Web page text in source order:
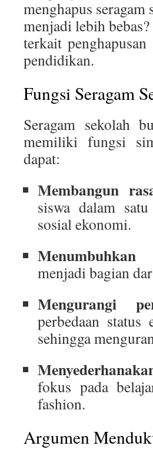
menghapus
menjadi lebih
terkait
pendidikan.
Fungsi Seragam
Seragam sekolah
memiliki fungsi
dapat:
Membangun
siswa dalam
sosial ekonomi.
Menumbuhkan
menjadi bagian
Mengurangi
perbedaan
sehingga
fokus pada
fashion.
Argumen